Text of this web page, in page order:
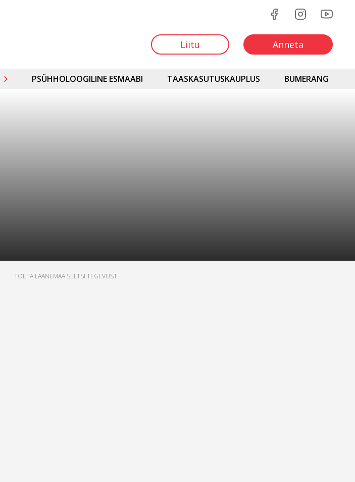
Liitu Anneta
PSÜHHOLOOGILINE ESMAABI TAASKASUTUSKAUPLUS BUMERANG
TOETA LAANEMAA SELTSI TEGEVUST